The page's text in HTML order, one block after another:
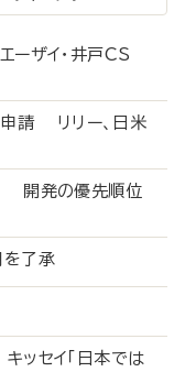
ザイ・井戸CS
請 リリー、日米
開発の優先順位
を了承
ッセイ「日本では